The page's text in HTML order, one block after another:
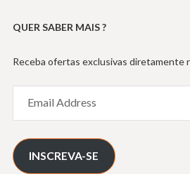
QUER SABER MAIS ?
Receba ofertas exclusivas diretamente
Address
INSCREVA-SE